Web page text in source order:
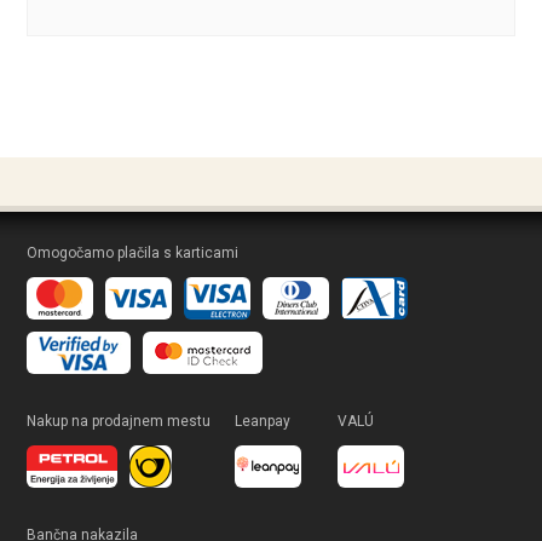
Omogočamo plačila s karticami
Nakup na prodajnem mestu Leanpay VALÚ
Bančna nakazila